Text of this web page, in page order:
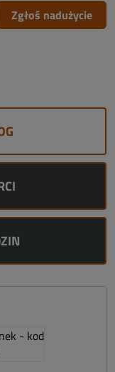
Zgłoś nadużycie